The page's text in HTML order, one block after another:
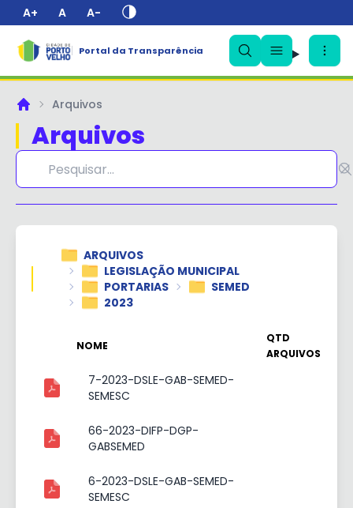
A+ A A-
Portal da Transparência
PrincipalArquivos
Arquivos
ARQUIVOS
LEGISLAÇÃO MUNICIPAL
PORTARIAS
SEMED
2023
NOME
QTD
ARQUIVOS
7-2023-DSLE-GAB-SEMED-
SEMESC
66-2023-DIFP-DGP-
GABSEMED
6-2023-DSLE-GAB-SEMED-
SEMESC
✕